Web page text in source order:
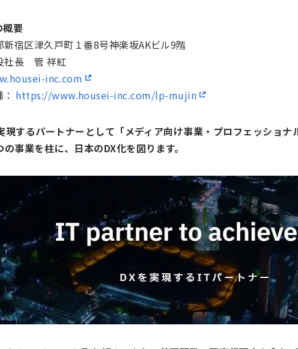
概要
宿区津久戸町１番8号神楽坂AKビル9階
社長 管 祥紅
inc.com
https://www.housei-inc.com/lp-mujin
現するパートナーとして「メディア向け事業・プロフェッショナ
事業を柱に、日本のDX化を図ります。